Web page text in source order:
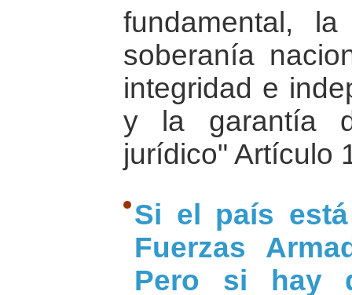
fundamental,
soberanía
integridad e
y la garantía
jurídico" Artículo
Si el país
Fuerzas
Pero si hay